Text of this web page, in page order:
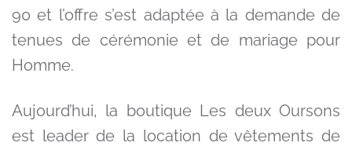
90 et l’offre s’est adaptée à la demande de
tenues de cérémonie et de mariage pour
Homme.
Aujourd’hui, la boutique Les deux Oursons
est leader de la location de vêtements de